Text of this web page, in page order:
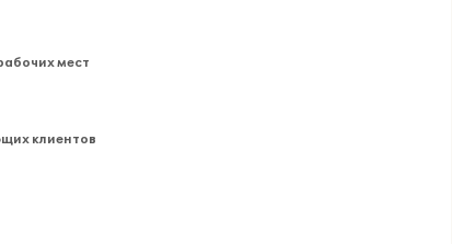
мест
клиентов